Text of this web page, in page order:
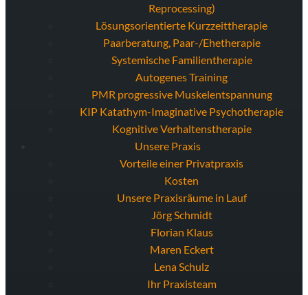
Reprocessing)
Lösungsorientierte Kurzzeittherapie
Paarberatung, Paar-/Ehetherapie
Systemische Familientherapie
Autogenes Training
PMR progressive Muskelentspannung
KIP Katathym-Imaginative Psychotherapie
Kognitive Verhaltenstherapie
Unsere Praxis
Vorteile einer Privatpraxis
Kosten
Unsere Praxisräume in Lauf
Jörg Schmidt
Florian Klaus
Maren Eckert
Lena Schulz
Ihr Praxisteam